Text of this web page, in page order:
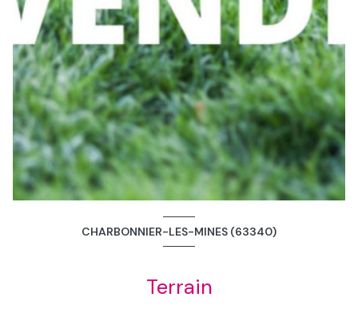
CHARBONNIER-LES-MINES (63340)
Terrain